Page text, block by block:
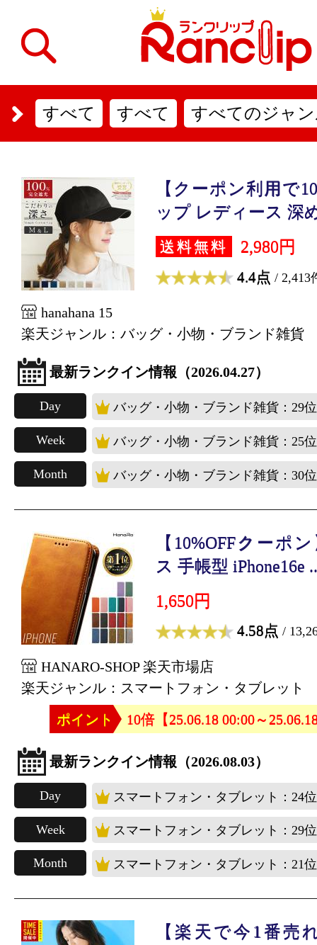
すべて すべて すべてのジャ
【クーポン利用で
ップ レディース 深
送料無料 2,980円
4.4点 / 2,413
hanahana 15
楽天ジャンル：バッグ・小物・ブランド雑貨
最新ランクイン情報（2026.04.27）
Day バッグ・小物・ブランド雑貨：29位
Week バッグ・小物・ブランド雑貨：25位
Month バッグ・小物・ブランド雑貨：30位
【10%OFFクーポ
ス 手帳型 iPhone16e
1,650円
4.58点 /
HANARO-SHOP 楽天市場店
楽天ジャンル：スマートフォン・タブレット
ポイント
10倍【25.06.18 00:00～
最新ランクイン情報（2026.08.03）
Day スマートフォン・タブレット：24位
Week スマートフォン・タブレット：29位
Month スマートフォン・タブレット：21位
【楽天で今1番売